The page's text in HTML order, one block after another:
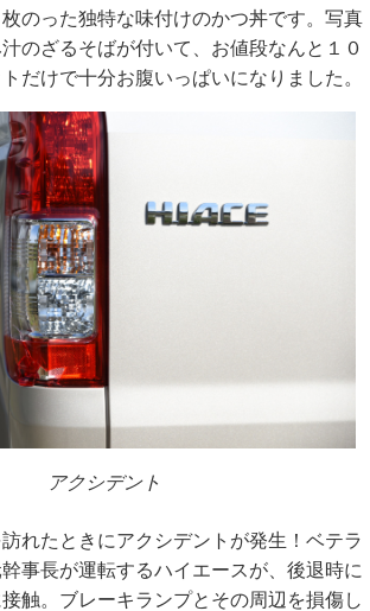
のった独特な味付けのかつ丼です。写真
のざるそばが付いて、お値段なんと１０
だけで十分お腹いっぱいになりました。
アクシデント
れたときにアクシデントが発生！ベテラ
事長が運転するハイエースが、後退時に
触。ブレーキランプとその周辺を損傷し